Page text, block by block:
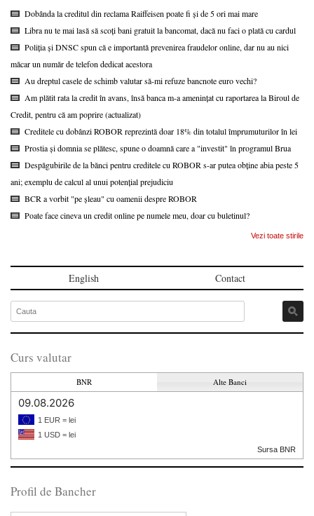
Dobânda la creditul din reclama Raiffeisen poate fi și de 5 ori mai mare
Libra nu te mai lasă să scoți bani gratuit la bancomat, dacă nu faci o plată cu cardul
Poliția și DNSC spun că e importantă prevenirea fraudelor online, dar nu au nici
măcar un număr de telefon dedicat acestora
Au dreptul casele de schimb valutar să-mi refuze bancnote euro vechi?
Am plătit rata la credit în avans, însă banca m-a amenințat cu raportarea la Biroul de
Credit, pentru că am poprire (actualizat)
Creditele cu dobânzi ROBOR reprezintă doar 18% din totalul împrumuturilor în lei
Prostia și domnia se plătesc, spune o doamnă care a "investit" în programul Brua
Despăgubirile de la bănci pentru creditele cu ROBOR s-ar putea obține abia peste 5
ani; exemplu de calcul al unui potențial prejudiciu
BCR a vorbit "pe șleau" cu oamenii despre ROBOR
Poate face cineva un credit online pe numele meu, doar cu buletinul?
Vezi toate stirile
English Contact
Curs valutar
BNR Alte Banci
09.08.2026
1 EUR = lei
1 USD = lei
Sursa BNR
Profil de Bancher